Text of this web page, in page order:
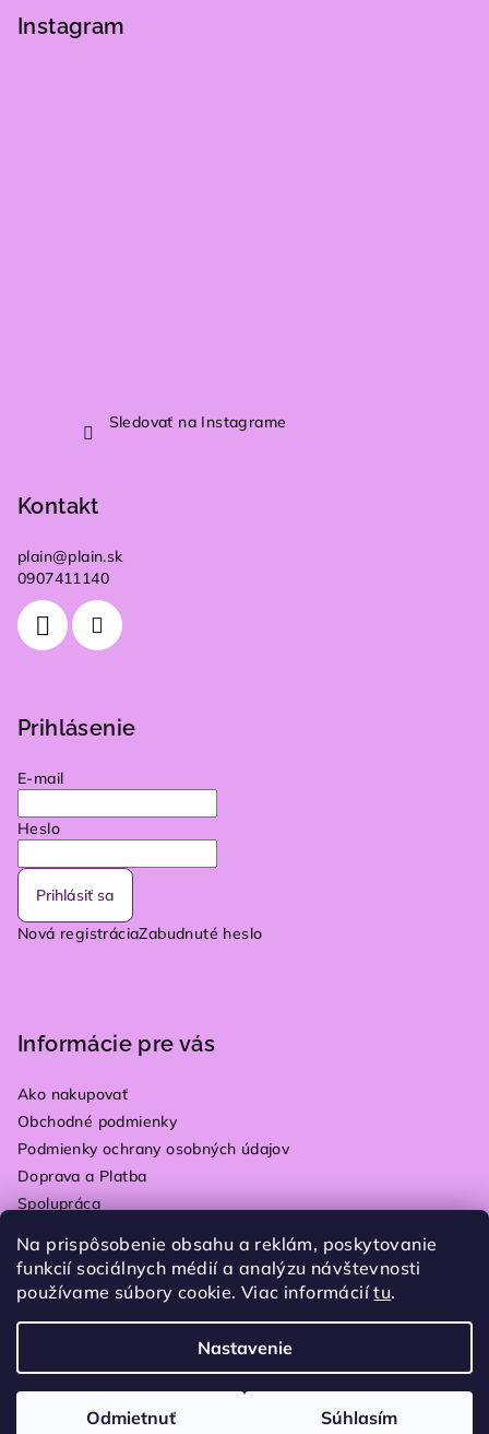
Na prispôsobenie obsahu a reklám, poskytovanie
funkcií sociálnych médií a analýzu návštevnosti
používame súbory cookie. Viac informáciítu.
Nastavenie
Odmietnuť Súhlasím
Instagram
Sledovať na Instagrame
Kontakt
plain@plain.sk
0907411140
Prihlásenie
E-mail
Heslo
Prihlásiť sa
Nová registráciaZabudnuté heslo
Informácie pre vás
Ako nakupovať
Obchodné podmienky
Podmienky ochrany osobných údajov
Doprava a Platba
Spolupráca
Vrátenie tovaru
Blog
Upraviť nastavenie cookies